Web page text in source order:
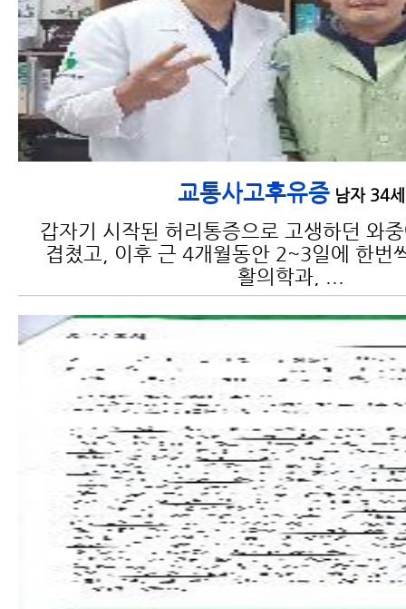
교통사고후유증남자 34세
갑자기 시작된 허리통증으로 고생하던 와
겹쳤고, 이후 근 4개월동안 2~3일에 한번
활의학과, ...